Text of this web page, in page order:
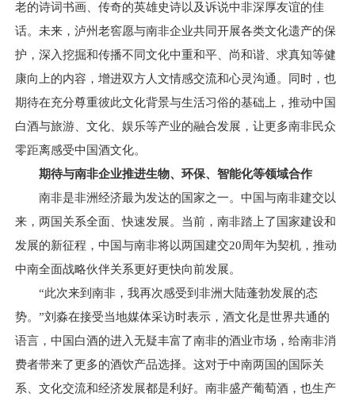
老的诗词书画、传奇的英雄史诗以及诉说中非深厚友谊的佳
话。未来，泸州老窖愿与南非企业共同开展各类文化遗产的保
护，深入挖掘和传播不同文化中重和平、尚和谐、求真知等健
康向上的内容，增进双方人文情感交流和心灵沟通。同时，也
期待在充分尊重彼此文化背景与生活习俗的基础上，推动中国
白酒与旅游、文化、娱乐等产业的融合发展，让更多南非民众
零距离感受中国酒文化。
期待与南非企业推进生物、环保、智能化等领域合作
南非是非洲经济最为发达的国家之一。中国与南非建交以
来，两国关系全面、快速发展。当前，南非踏上了国家建设和
发展的新征程，中国与南非将以两国建交20周年为契机，推动
中南全面战略伙伴关系更好更快向前发展。
“此次来到南非，我再次感受到非洲大陆蓬勃发展的态
势。”刘淼在接受当地媒体采访时表示，酒文化是世界共通的
语言，中国白酒的进入无疑丰富了南非的酒业市场，给南非消
费者带来了更多的酒饮产品选择。这对于中南两国的国际关
系、文化交流和经济发展都是利好。南非盛产葡萄酒，也生产